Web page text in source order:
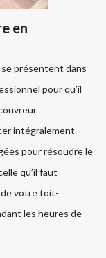
en
présentent dans
pour qu’il
intégralement
pour résoudre le
qu’il faut
de votre toit-
les heures de